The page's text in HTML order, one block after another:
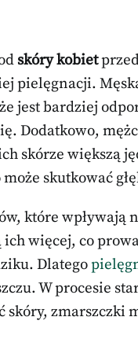
skóry kobiet
pielęgnacji.
jest bardziej
Dodatkowo,
skórze większą
skutkować
które
ich więcej, co
Dlatego
W procesie
skóry, zmarszczki